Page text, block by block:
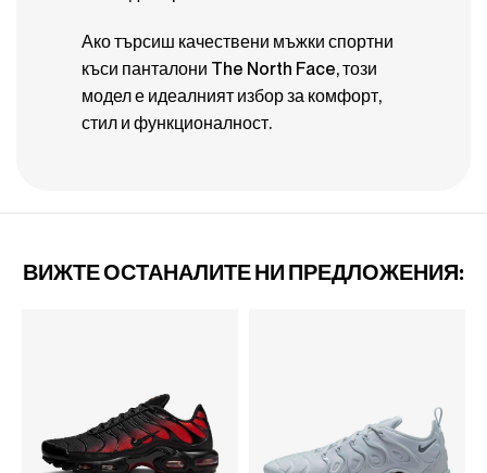
Ако търсиш качествени мъжки спортни
къси панталони The North Face, този
модел е идеалният избор за комфорт,
стил и функционалност.
ВИЖТЕ ОСТАНАЛИТЕ НИ ПРЕДЛОЖЕНИЯ: